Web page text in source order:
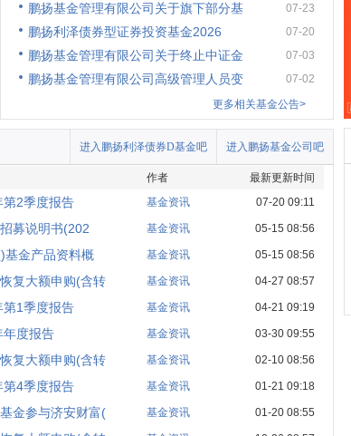
鹏扬基金管理有限公司关于旗下部分基 07-23
鹏扬利泽债券型证券投资基金2026 07-20
鹏扬基金管理有限公司关于终止中证金 07-03
鹏扬基金管理有限公司高级管理人员变
07-02
更多相关基金公告>
进入鹏扬基金公司吧
进入鹏扬利泽债券D基金吧
作者
最新更新时间
2季度报告 基金资讯 07-20 09:11
募说明书(202 基金资讯 05-15 08:56
基金产品资料概 基金资讯 05-15 08:56
复大额申购(含转 基金资讯 04-27 08:57
1季度报告 基金资讯 04-21 09:19
年度报告 基金资讯 03-30 09:55
复大额申购(含转 基金资讯 02-10 08:56
4季度报告 基金资讯 01-21 09:18
金参与济安财富( 基金资讯 01-20 08:55